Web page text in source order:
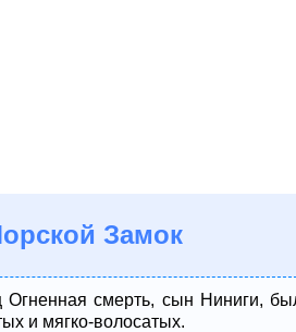
Замок
Огненная смерть, сын Ниниги,
и мягко-волосатых.